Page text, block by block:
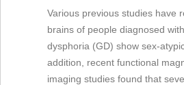
Various previous studies have
brains of people diagnosed
dysphoria (GD) show sex-
addition, recent functional
imaging studies found that